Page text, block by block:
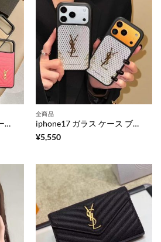
iphone17 ケース サン ローラン iphone17pro ケース レザー iphone air/16plus ケース カード 収納 ハイ ブランド スマホケース キルティング iphone16/16pro/15pro ケース 人気 ブランド 女性 30 代
全商品
iphone17 ガラス ケース ブランド サンローラン iphone17pro ケース iphone17promax/16pro/15pro ケース 人気 ブランド 女性 40 代 iphone16/15/14 ケース おしゃれ
¥5,550